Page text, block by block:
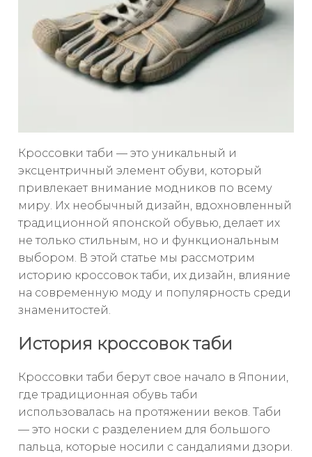
Кроссовки таби — это уникальный и
эксцентричный элемент обуви, который
привлекает внимание модников по всему
миру. Их необычный дизайн, вдохновленный
традиционной японской обувью, делает их
не только стильным, но и функциональным
выбором. В этой статье мы рассмотрим
историю кроссовок таби, их дизайн, влияние
на современную моду и популярность среди
знаменитостей.
История кроссовок таби
Кроссовки таби берут свое начало в Японии,
где традиционная обувь таби
использовалась на протяжении веков. Таби
— это носки с разделением для большого
пальца, которые носили с сандалиями дзори.